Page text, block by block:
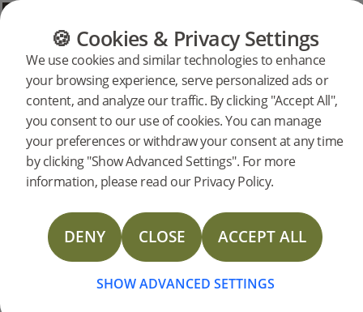
CATÉGORIES GUIDE DES SOLS
🍪 Cookies & Privacy Settings
We use cookies and similar technologies to enhance
your browsing experience, serve personalized ads or
content, and analyze our traffic. By clicking "Accept All",
you consent to our use of cookies. You can manage
your preferences or withdraw your consent at any time
by clicking "Show Advanced Settings". For more
information, please read our Privacy Policy.
DENY CLOSE ACCEPT ALL
SHOW ADVANCED SETTINGS
Articles sur Bjelin